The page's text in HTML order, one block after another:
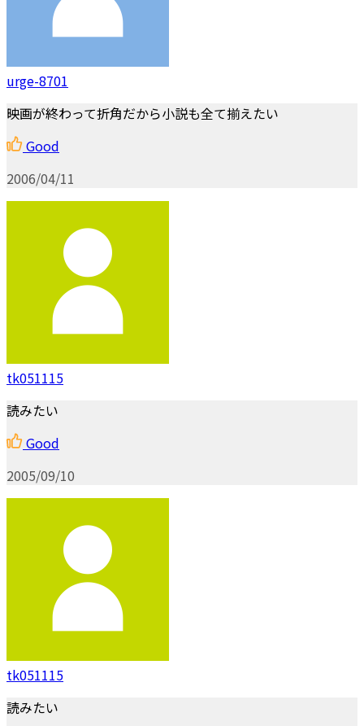
urge-8701
映画が終わって折角だから小説も全て揃えたい
Good
2006/04/11
tk051115
読みたい
Good
2005/09/10
tk051115
読みたい